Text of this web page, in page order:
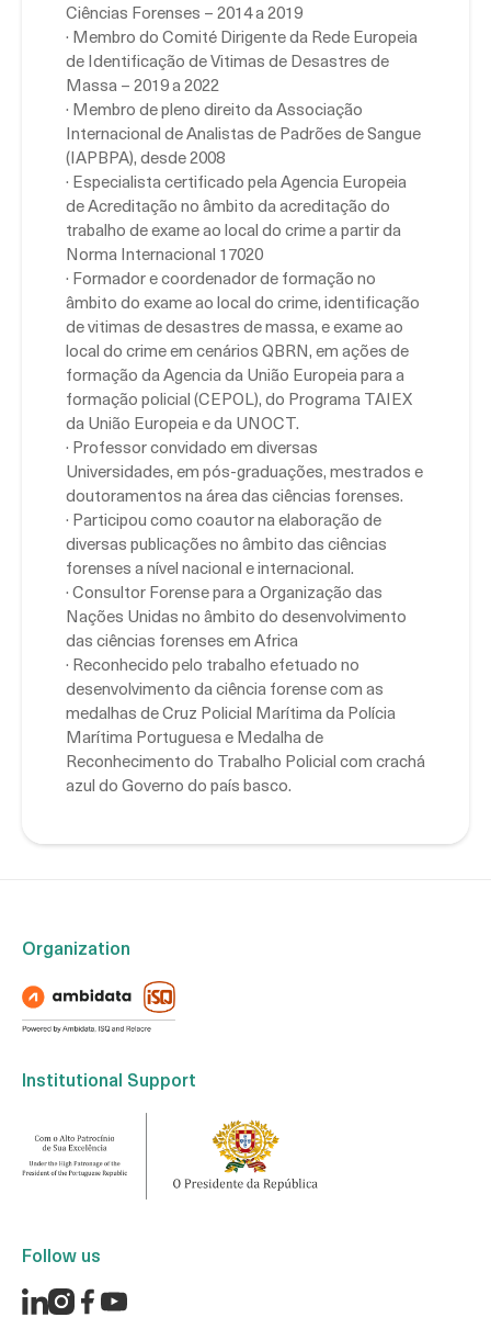
Ciências Forenses – 2014 a 2019
· Membro do Comité Dirigente da Rede Europeia
de Identificação de Vitimas de Desastres de
Massa – 2019 a 2022
· Membro de pleno direito da Associação
Internacional de Analistas de Padrões de Sangue
(IAPBPA), desde 2008
· Especialista certificado pela Agencia Europeia
de Acreditação no âmbito da acreditação do
trabalho de exame ao local do crime a partir da
Norma Internacional 17020
· Formador e coordenador de formação no
âmbito do exame ao local do crime, identificação
de vitimas de desastres de massa, e exame ao
local do crime em cenários QBRN, em ações de
formação da Agencia da União Europeia para a
formação policial (CEPOL), do Programa TAIEX
da União Europeia e da UNOCT.
· Professor convidado em diversas
Universidades, em pós-graduações, mestrados e
doutoramentos na área das ciências forenses.
· Participou como coautor na elaboração de
diversas publicações no âmbito das ciências
forenses a nível nacional e internacional.
· Consultor Forense para a Organização das
Nações Unidas no âmbito do desenvolvimento
das ciências forenses em Africa
· Reconhecido pelo trabalho efetuado no
desenvolvimento da ciência forense com as
medalhas de Cruz Policial Marítima da Polícia
Marítima Portuguesa e Medalha de
Reconhecimento do Trabalho Policial com crachá
azul do Governo do país basco.
Organization
Institutional Support
Follow us